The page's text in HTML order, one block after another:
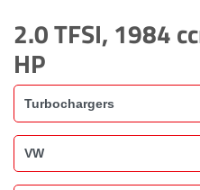
2.0 TFSI, 1984
HP